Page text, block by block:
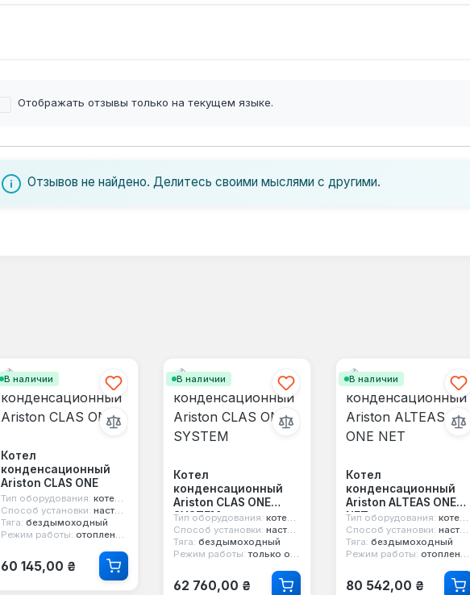
Отображать отзывы только на текущем языке.
Отзывов не найдено. Делитесь своими мыслями с другими.
В наличии
Котел
конденсационный
Ariston CLAS ONE
Тип оборудования: котел конденсационный
Способ установки: настенный
Тяга: бездымоходный
Режим работы: отопление и горячая вода
Обычная цена:
60 145,00 ₴
В наличии
Котел
конденсационный
Ariston CLAS ONE
SYSTEM
Тип оборудования: котел конденсационный
Способ установки: настенный
Тяга: бездымоходный
Режим работы: только отопление
Обычная цена:
62 760,00 ₴
В наличии
Котел
конденсационный
Ariston ALTEAS ONE
NET
Тип оборудования: котел конденсационный
Способ установки: настенный
Тяга: бездымоходный
Режим работы: отопление и горячая вода
Обычная цена:
80 542,00 ₴